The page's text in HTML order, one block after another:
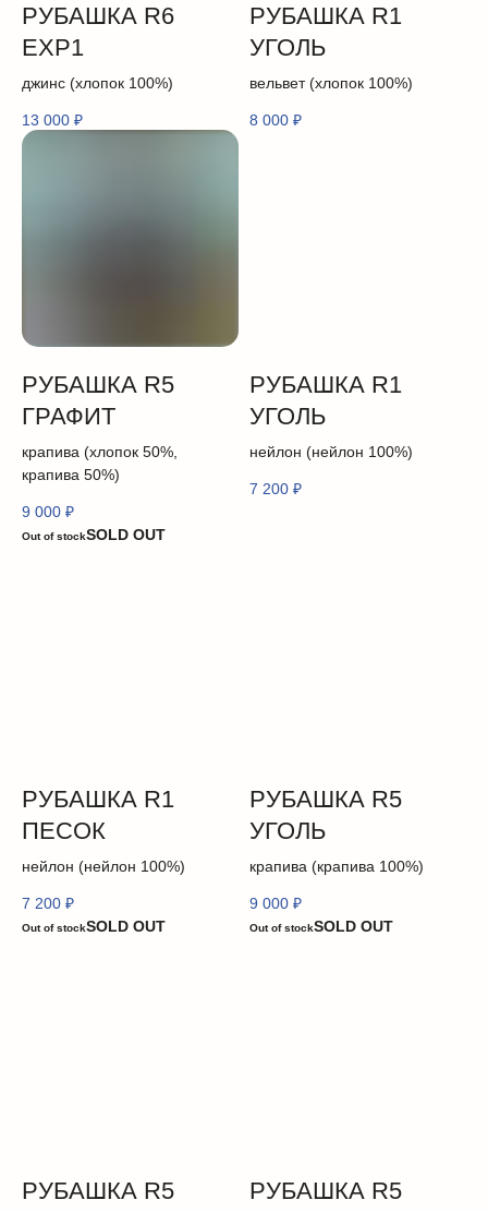
РУБАШКА R6
EXP1
джинс (хлопок 100%)
13 000 ₽
РУБАШКА R1
УГОЛЬ
вельвет (хлопок 100%)
8 000 ₽
РУБАШКА R5
ГРАФИТ
крапива (хлопок 50%,
крапива 50%)
9 000 ₽
Out of stock
РУБАШКА R1
УГОЛЬ
нейлон (нейлон 100%)
7 200 ₽
РУБАШКА R1
ПЕСОК
нейлон (нейлон 100%)
7 200 ₽
Out of stock
РУБАШКА R5
УГОЛЬ
крапива (крапива 100%)
9 000 ₽
Out of stock
РУБАШКА R5
РУБАШКА R5